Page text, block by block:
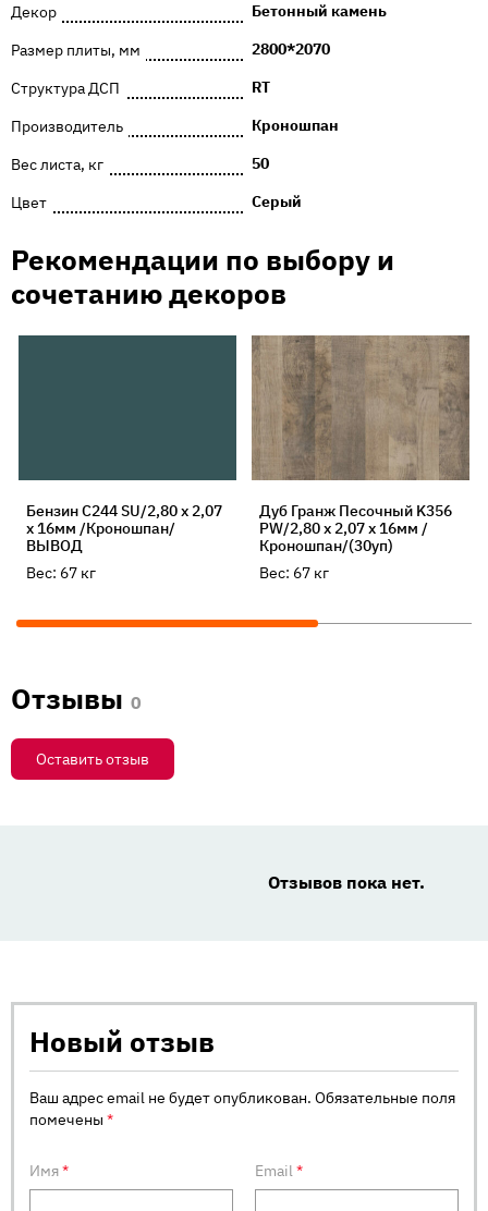
Декор
Бетонный камень
Размер плиты, мм
2800*2070
Структура ДСП
RT
Производитель
Кроношпан
Вес листа, кг
50
Цвет
Серый
Рекомендации по выбору и
сочетанию декоров
Бензин С244 SU/2,80 х 2,07
х 16мм /Кроношпан/
ВЫВОД
Вес: 67 кг
Дуб Гранж Песочный K356
PW/2,80 х 2,07 х 16мм /
Кроношпан/(30уп)
Вес: 67 кг
Отзывы 0
Оставить отзыв
Отзывов пока нет.
Новый отзыв
Ваш адрес email не будет опубликован. Обязательные поля
помечены*
Имя* Email*